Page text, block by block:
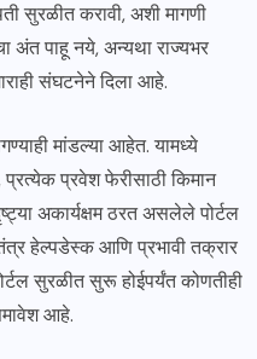
सुरळीत करावी, अशी मागणी
अंत पाहू नये, अन्यथा राज्यभर
संघटनेने दिला आहे.
मांडल्या आहेत. यामध्ये
प्रवेश फेरीसाठी किमान
अकार्यक्षम ठरत असलेले पोर्टल
हेल्पडेस्क आणि प्रभावी तक्रार
सुरळीत सुरू होईपर्यंत कोणतीही
आहे.